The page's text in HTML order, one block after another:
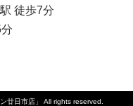
徒歩7分
廿日市店」 All rights reserved.